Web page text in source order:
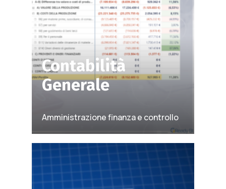
Contabilità
Generale
Amministrazione finanza e controllo